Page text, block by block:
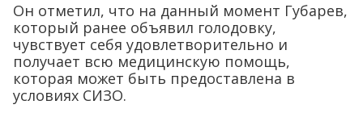
Он отметил, что на данный момент Губарев,
который ранее объявил голодовку,
чувствует себя удовлетворительно и
получает всю медицинскую помощь,
которая может быть предоставлена в
условиях СИЗО.